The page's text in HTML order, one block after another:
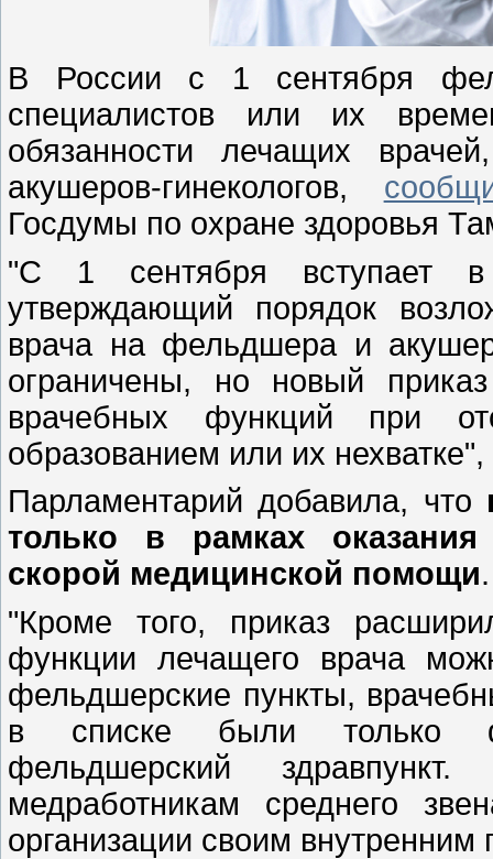
В России с 1 сентября
специалистов или их
обязанности лечащих
акушеров-гинекологов,
Госдумы по охране здоровья
"С 1 сентября вступает
утверждающий порядок
врача на фельдшера и
ограничены, но новый приказ
врачебных функций при
образованием или их
Парламентарий добавила, что
только в рамках
скорой медицинской помощи.
"Кроме того, приказ
функции лечащего врача
фельдшерские пункты,
в списке были только
фельдшерский
медработникам среднего
организации своим